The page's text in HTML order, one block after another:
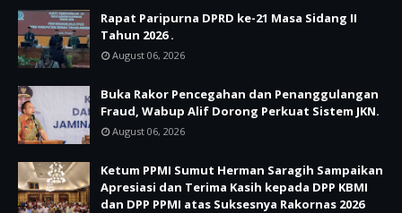
Rapat Paripurna DPRD ke-21 Masa Sidang II
Tahun 2026 .
August 06, 2026
Buka Rakor Pencegahan dan Penanggulangan
Fraud, Wabup Alif Dorong Perkuat Sistem JKN.
August 06, 2026
Ketum PPMI Sumut Herman Saragih Sampaikan
Apresiasi dan Terima Kasih kepada DPP KBMI
dan DPP PPMI atas Suksesnya Rakornas 2026